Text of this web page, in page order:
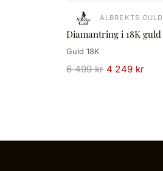
ALBREKTS GULD
Diamantring i 18K guld
Guld 18K
6 499 kr 4 249 kr